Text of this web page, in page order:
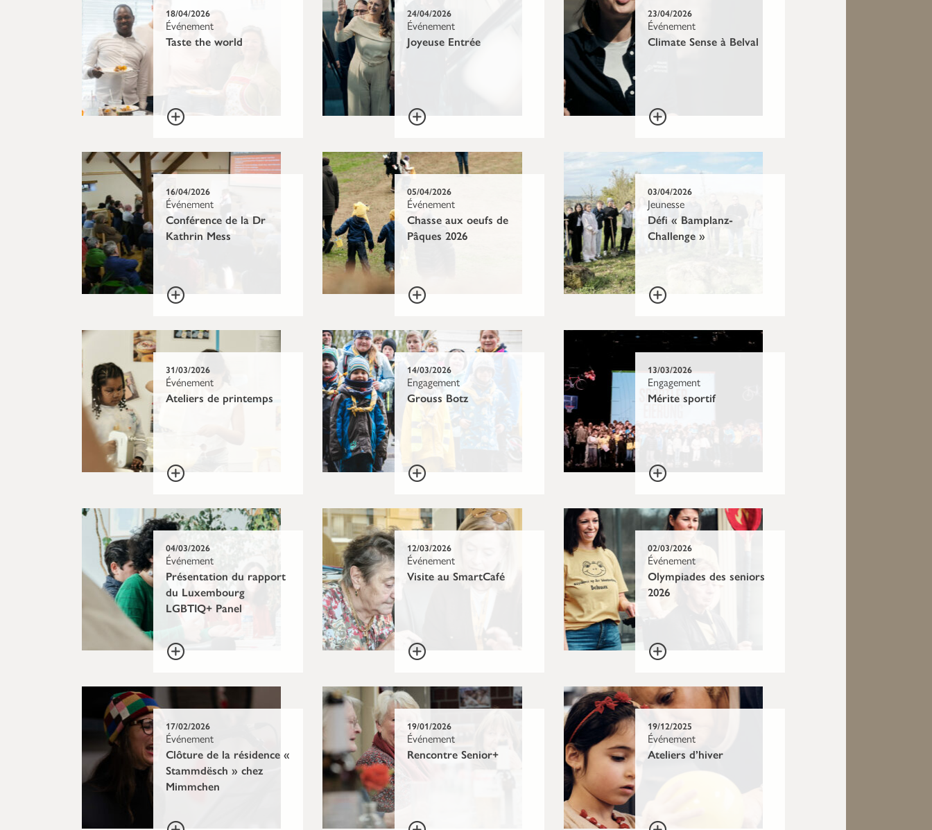
18/04/2026
Événement
Taste the world
24/04/2026
Événement
Joyeuse Entrée
23/04/2026
Événement
Climate Sense à Belval
16/04/2026
Événement
Conférence de la Dr
Kathrin Mess
05/04/2026
Événement
Chasse aux oeufs de
Pâques 2026
03/04/2026
Jeunesse
Défi « Bamplanz-
Challenge »
31/03/2026
Événement
Ateliers de printemps
14/03/2026
Engagement
Grouss Botz
13/03/2026
Engagement
Mérite sportif
04/03/2026
Événement
Présentation du rapport
du Luxembourg
LGBTIQ+ Panel
12/03/2026
Événement
Visite au SmartCafé
02/03/2026
Événement
Olympiades des seniors
2026
17/02/2026
Événement
Clôture de la résidence «
Stammdësch » chez
Mimmchen
19/01/2026
Événement
Rencontre Senior+
19/12/2025
Événement
Ateliers d’hiver